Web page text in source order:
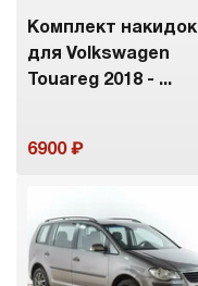
Комплект накидок
для Volkswagen
Touareg 2018 - ...
6900